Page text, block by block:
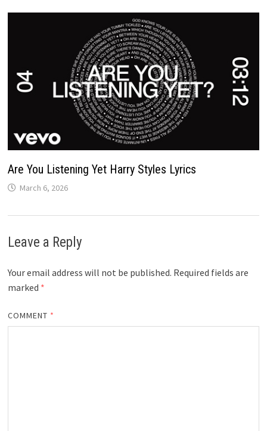
Are You Listening Yet Harry Styles Lyrics
March 6, 2026
Leave a Reply
Your email address will not be published. Required fields are
marked *
COMMENT *